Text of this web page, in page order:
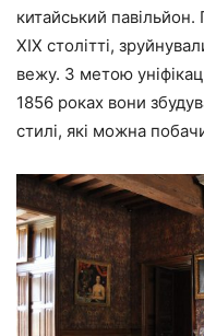
китайський павільйон.
ХІХ столітті,
вежу. З метою
1856 роках вони
стилі, які можна